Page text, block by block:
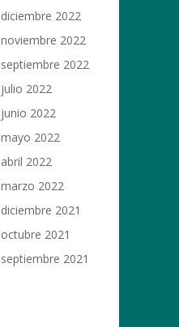
diciembre 2022
noviembre 2022
septiembre 2022
julio 2022
junio 2022
mayo 2022
abril 2022
marzo 2022
diciembre 2021
octubre 2021
septiembre 2021